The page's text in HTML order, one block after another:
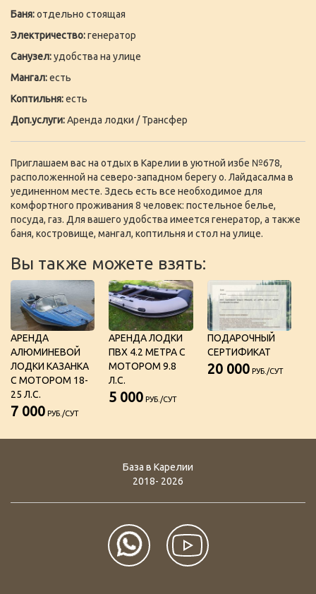
Баня:отдельно стоящая
Электричество:генератор
Санузел:удобства на улице
Мангал:есть
Коптильня:есть
Доп.услуги:Аренда лодки / Трансфер
Приглашаем вас на отдых в Карелии в уютной избе №678,
расположенной на северо-западном берегу о. Лайдасалма в
уединенном месте. Здесь есть все необходимое для
комфортного проживания 8 человек: постельное белье,
посуда, газ. Для вашего удобства имеется генератор, а также
баня, костровище, мангал, коптильня и стол на улице.
Вы также можете взять:
АРЕНДА
АЛЮМИНЕВОЙ
ЛОДКИ КАЗАНКА
С МОТОРОМ 18-
25 Л.С.
7 000 РУБ./СУТ
АРЕНДА ЛОДКИ
ПВХ 4.2 МЕТРА С
МОТОРОМ 9.8
Л.С.
5 000 РУБ./СУТ
ПОДАРОЧНЫЙ
СЕРТИФИКАТ
20 000РУБ./СУТ
База в Карелии
2018- 2026